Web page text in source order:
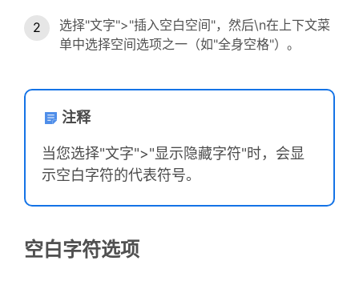
选择"文字">"插入空白空间"，然后\n在上下文菜
单中选择空间选项之一（如"全身空格"）。
注释
当您选择"文字">"显示隐藏字符"时，会显
示空白字符的代表符号。
空白字符选项